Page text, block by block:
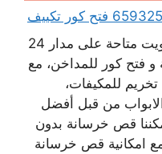
خدمات شركة قص خرسانة الكويت متاحة على مدار 24
فتح كور للمداخن، مع
للمكيفات،
من قبل أفضل
قص خرسانة بدون
امكانية قص خرسانة